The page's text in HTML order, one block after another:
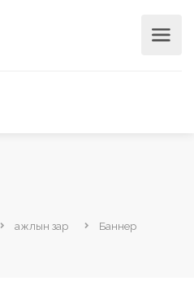
ажлын зар Баннер